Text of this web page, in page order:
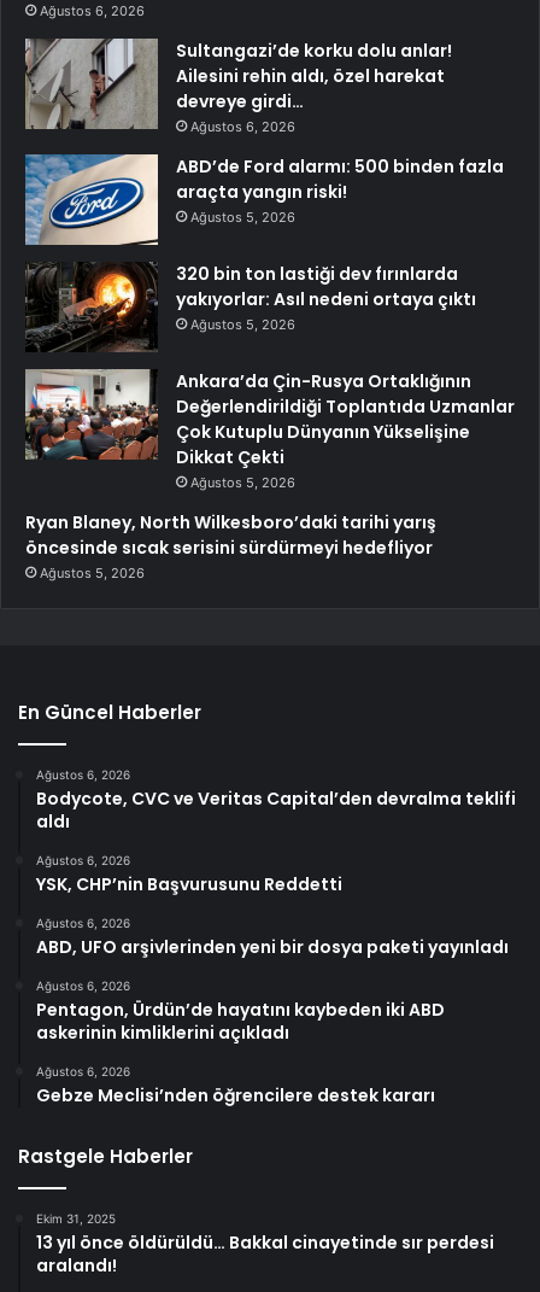
Ağustos 6, 2026
Sultangazi’de korku dolu anlar!
Ailesini rehin aldı, özel harekat
devreye girdi…
Ağustos 6, 2026
ABD’de Ford alarmı: 500 binden fazla
araçta yangın riski!
Ağustos 5, 2026
320 bin ton lastiği dev fırınlarda
yakıyorlar: Asıl nedeni ortaya çıktı
Ağustos 5, 2026
Ankara’da Çin-Rusya Ortaklığının
Değerlendirildiği Toplantıda Uzmanlar
Çok Kutuplu Dünyanın Yükselişine
Dikkat Çekti
Ağustos 5, 2026
Ryan Blaney, North Wilkesboro’daki tarihi yarış
öncesinde sıcak serisini sürdürmeyi hedefliyor
Ağustos 5, 2026
En Güncel Haberler
Ağustos 6, 2026
Bodycote, CVC ve Veritas Capital’den devralma teklifi
aldı
Ağustos 6, 2026
YSK, CHP’nin Başvurusunu Reddetti
Ağustos 6, 2026
ABD, UFO arşivlerinden yeni bir dosya paketi yayınladı
Ağustos 6, 2026
Pentagon, Ürdün’de hayatını kaybeden iki ABD
askerinin kimliklerini açıkladı
Ağustos 6, 2026
Gebze Meclisi’nden öğrencilere destek kararı
Rastgele Haberler
Ekim 31, 2025
13 yıl önce öldürüldü… Bakkal cinayetinde sır perdesi
aralandı!